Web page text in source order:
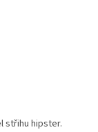
střihu hipster.